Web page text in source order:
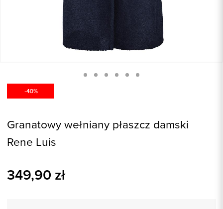
Granatowy wełniany płaszcz damski
Rene Luis
349,90 zł